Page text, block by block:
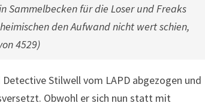
Sammelbecken für die Loser und Freaks
den Aufwand nicht wert schien,
4529)
Stilwell vom LAPD abgezogen und
Obwohl er sich nun statt mit